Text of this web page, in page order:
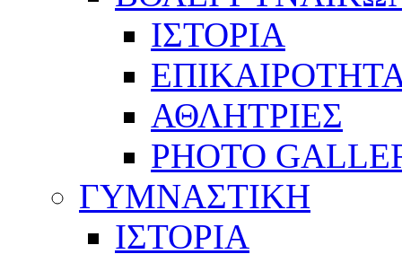
ΙΣΤΟΡΙΑ
ΑΘΛΗΤΡΙΕΣ
PHOTO
ΓΥΜΝΑΣΤΙΚΗ
ΙΣΤΟΡΙΑ